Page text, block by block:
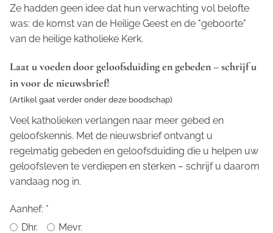
Ze hadden geen idee dat hun verwachting vol belofte
was: de komst van de Heilige Geest en de "geboorte"
van de heilige katholieke Kerk.
Laat u voeden door geloofsduiding en gebeden – schrijf u
in voor de nieuwsbrief!
(Artikel gaat verder onder deze boodschap)
Veel katholieken verlangen naar meer gebed en
geloofskennis. Met de nieuwsbrief ontvangt u
regelmatig gebeden en geloofsduiding die u helpen uw
geloofsleven te verdiepen en sterken – schrijf u daarom
vandaag nog in.
Aanhef: *
Dhr.
Mevr.